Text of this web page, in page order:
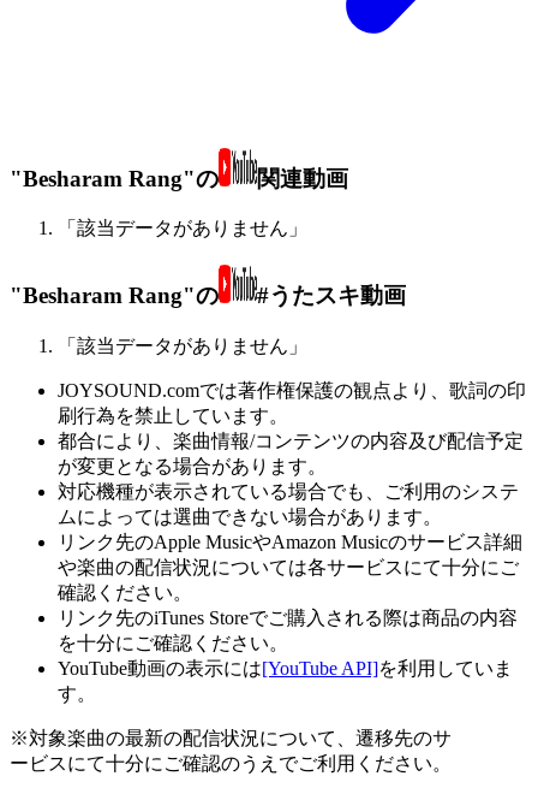
"Besharam Rang"の 関連動画
「該当データがありません」
"Besharam Rang"の #うたスキ動画
「該当データがありません」
JOYSOUND.comでは著作権保護の観点より、歌詞の印
刷行為を禁止しています。
都合により、楽曲情報/コンテンツの内容及び配信予定
が変更となる場合があります。
対応機種が表示されている場合でも、ご利用のシステ
ムによっては選曲できない場合があります。
リンク先のApple MusicやAmazon Musicのサービス詳細
や楽曲の配信状況については各サービスにて十分にご
確認ください。
リンク先のiTunes Storeでご購入される際は商品の内容
を十分にご確認ください。
YouTube動画の表示には[YouTube API]を利用していま
す。
※対象楽曲の最新の配信状況について、遷移先のサ
ービスにて十分にご確認のうえでご利用ください。